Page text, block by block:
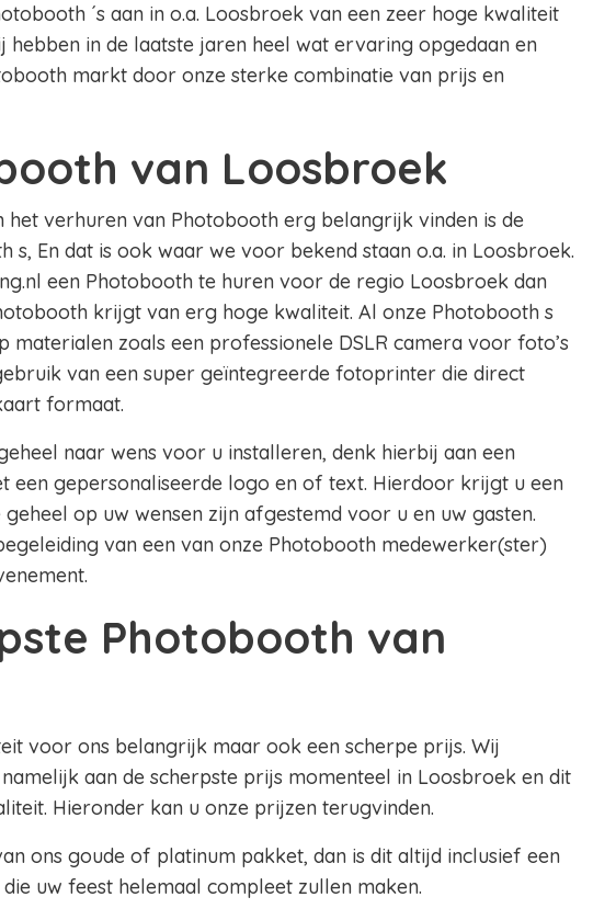
´s aan in o.a. Loosbroek van een zeer hoge kwaliteit
hebben in de laatste jaren heel wat ervaring opgedaan en
markt door onze sterke combinatie van prijs en
van Loosbroek
het verhuren van Photobooth erg belangrijk vinden is de
s, En dat is ook waar we voor bekend staan o.a. in Loosbroek.
een Photobooth te huren voor de regio Loosbroek dan
krijgt van erg hoge kwaliteit. Al onze Photobooth s
materialen zoals een professionele DSLR camera voor foto’s
van een super geïntegreerde fotoprinter die direct
formaat.
naar wens voor u installeren, denk hierbij aan een
een gepersonaliseerde logo en of text. Hierdoor krijgt u een
op uw wensen zijn afgestemd voor u en uw gasten.
van een van onze Photobooth medewerker(ster)
Photobooth van
voor ons belangrijk maar ook een scherpe prijs. Wij
aan de scherpste prijs momenteel in Loosbroek en dit
Hieronder kan u onze prijzen terugvinden.
ons goude of platinum pakket, dan is dit altijd inclusief een
uw feest helemaal compleet zullen maken.